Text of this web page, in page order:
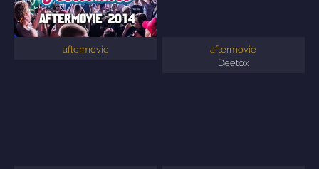
aftermovie
aftermovie
Deetox